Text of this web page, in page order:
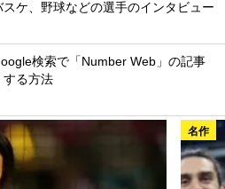
ケ、野球などの選手のインタビュー
検索で「Number Web」の記事
する方法
名作